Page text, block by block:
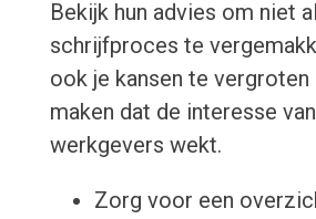
Bekijk hun advies om niet
schrijfproces te
ook je kansen te
maken dat de interesse
werkgevers wekt.
Zorg voor een